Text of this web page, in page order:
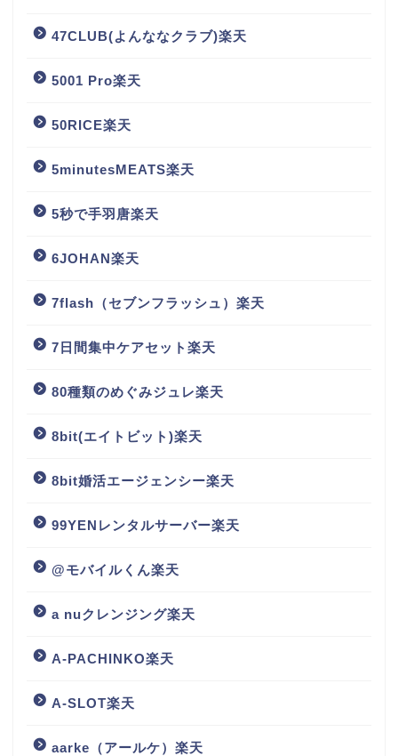
47CLUB(よんななクラブ)楽天
5001 Pro楽天
50RICE楽天
5minutesMEATS楽天
5秒で手羽唐楽天
6JOHAN楽天
7flash（セブンフラッシュ）楽天
7日間集中ケアセット楽天
80種類のめぐみジュレ楽天
8bit(エイトビット)楽天
8bit婚活エージェンシー楽天
99YENレンタルサーバー楽天
@モバイルくん楽天
a nuクレンジング楽天
A-PACHINKO楽天
A-SLOT楽天
aarke（アールケ）楽天